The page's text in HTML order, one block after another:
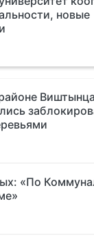
новые
«По